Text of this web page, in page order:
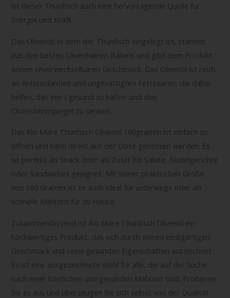
ist dieser Thunfisch auch eine hervorragende Quelle für
Energie und Kraft.
Das Olivenöl, in dem der Thunfisch eingelegt ist, stammt
aus den besten Olivenhainen Italiens und gibt dem Produkt
seinen unverwechselbaren Geschmack. Das Olivenöl ist reich
an Antioxidantien und ungesättigten Fettsäuren, die dabei
helfen, das Herz gesund zu halten und den
Cholesterinspiegel zu senken.
Das Rio Mare Thunfisch Olivenöl 160gramm ist einfach zu
öffnen und kann direkt aus der Dose genossen werden. Es
ist perfekt als Snack oder als Zutat für Salate, Nudelgerichte
oder Sandwiches geeignet. Mit seiner praktischen Größe
von 160 Gramm ist es auch ideal für unterwegs oder als
schnelle Mahlzeit für zu Hause.
Zusammenfassend ist Rio Mare Thunfisch Olivenöl ein
hochwertiges Produkt, das sich durch seinen einzigartigen
Geschmack und seine gesunden Eigenschaften auszeichnet.
Es ist eine ausgezeichnete Wahl für alle, die auf der Suche
nach einer köstlichen und gesunden Mahlzeit sind. Probieren
Sie es aus und überzeugen Sie sich selbst von der Qualität